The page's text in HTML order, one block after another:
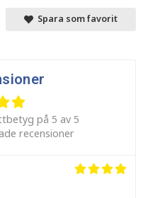
Spara som favorit
på 5 av 5
recensioner